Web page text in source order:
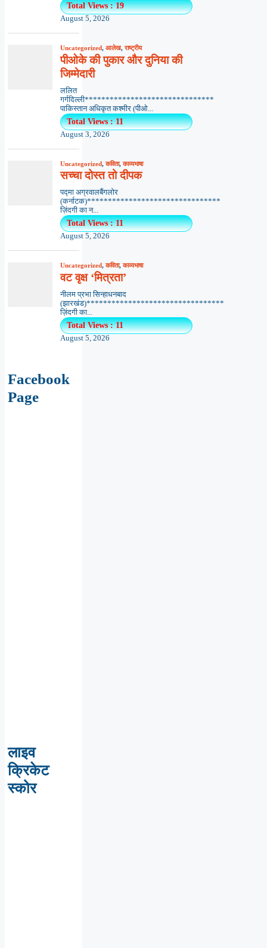
Total Views : 19
August 5, 2026
Uncategorized, आलेख,राष्ट्रीय
पीओके की पुकार और दुनिया की
जिम्मेदारी
ललित
गर्गदिल्ली*******************************
पाकिस्तान अधिकृत कश्मीर (पीओ...
Total Views : 11
August 3, 2026
Uncategorized,कविता,काव्यभाषा
सच्चा दोस्त तो दीपक
पद्मा अग्रवालबैंगलोर
(कर्नाटक)********************************
ज़िंदगी का न...
Total Views : 11
August 5, 2026
Uncategorized,कविता,काव्यभाषा
वट वृक्ष ‘मित्रता’
नीलम प्रभा सिन्हाधनबाद
(झारखंड)*********************************
ज़िंदगी का...
Total Views : 11
August 5, 2026
Facebook
Page
लाइव
क्रिकेट
स्कोर